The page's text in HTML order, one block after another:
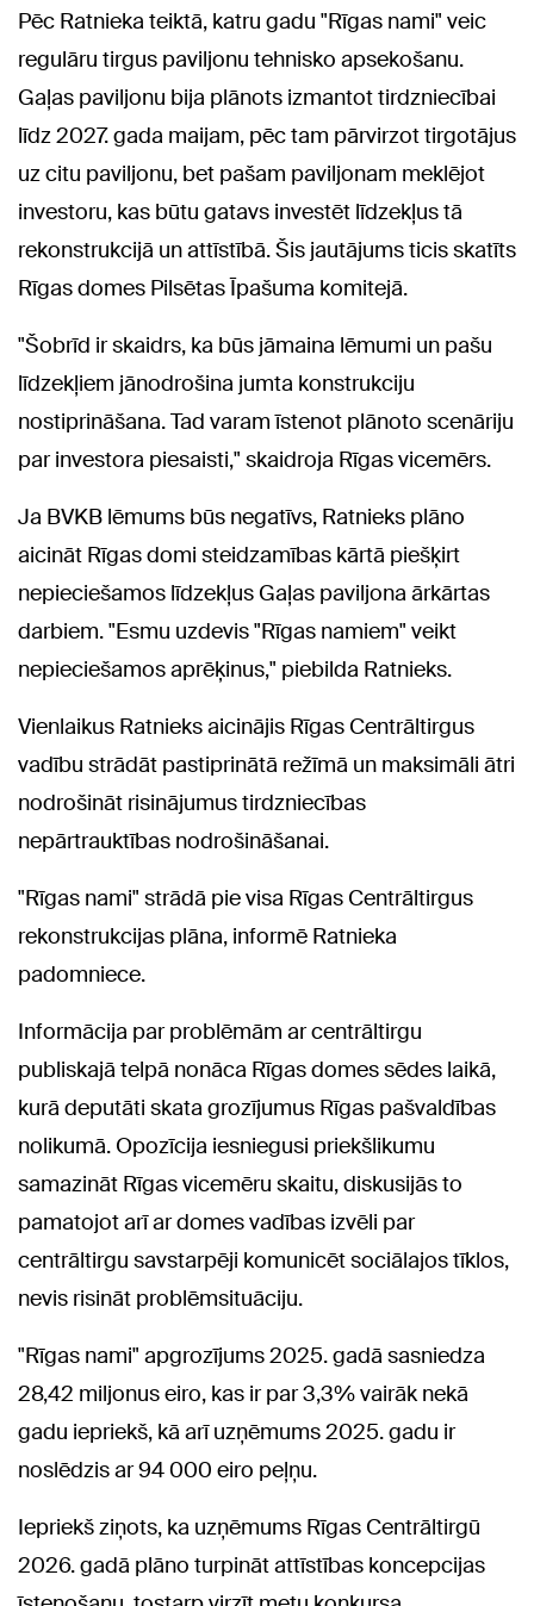
Pēc Ratnieka teiktā, katru gadu "Rīgas nami" veic
regulāru tirgus paviljonu tehnisko apsekošanu.
Gaļas paviljonu bija plānots izmantot tirdzniecībai
līdz 2027. gada maijam, pēc tam pārvirzot tirgotājus
uz citu paviljonu, bet pašam paviljonam meklējot
investoru, kas būtu gatavs investēt līdzekļus tā
rekonstrukcijā un attīstībā. Šis jautājums ticis skatīts
Rīgas domes Pilsētas Īpašuma komitejā.
"Šobrīd ir skaidrs, ka būs jāmaina lēmumi un pašu
līdzekļiem jānodrošina jumta konstrukciju
nostiprināšana. Tad varam īstenot plānoto scenāriju
par investora piesaisti," skaidroja Rīgas vicemērs.
Ja BVKB lēmums būs negatīvs, Ratnieks plāno
aicināt Rīgas domi steidzamības kārtā piešķirt
nepieciešamos līdzekļus Gaļas paviljona ārkārtas
darbiem. "Esmu uzdevis "Rīgas namiem" veikt
nepieciešamos aprēķinus," piebilda Ratnieks.
Vienlaikus Ratnieks aicinājis Rīgas Centrāltirgus
vadību strādāt pastiprinātā režīmā un maksimāli ātri
nodrošināt risinājumus tirdzniecības
nepārtrauktības nodrošināšanai.
"Rīgas nami" strādā pie visa Rīgas Centrāltirgus
rekonstrukcijas plāna, informē Ratnieka
padomniece.
Informācija par problēmām ar centrāltirgu
publiskajā telpā nonāca Rīgas domes sēdes laikā,
kurā deputāti skata grozījumus Rīgas pašvaldības
nolikumā. Opozīcija iesniegusi priekšlikumu
samazināt Rīgas vicemēru skaitu, diskusijās to
pamatojot arī ar domes vadības izvēli par
centrāltirgu savstarpēji komunicēt sociālajos tīklos,
nevis risināt problēmsituāciju.
"Rīgas nami" apgrozījums 2025. gadā sasniedza
28,42 miljonus eiro, kas ir par 3,3% vairāk nekā
gadu iepriekš, kā arī uzņēmums 2025. gadu ir
noslēdzis ar 94 000 eiro peļņu.
Iepriekš ziņots, ka uzņēmums Rīgas Centrāltirgū
2026. gadā plāno turpināt attīstības koncepcijas